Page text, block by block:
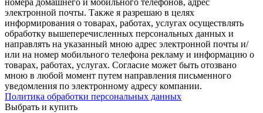
номера домашнего и мобильного телефонов, адрес
электронной почты. Также я разрешаю в целях
информирования о товарах, работах, услугах осуществлять
обработку вышеперечисленных персональных данных и
направлять на указанный мною адрес электронной почты и/
или на номер мобильного телефона рекламу и информацию о
товарах, работах, услугах. Согласие может быть отозвано
мною в любой момент путем направления письменного
уведомления по электронному адресу компании.
Политика обработки персональных данных
Выбрать и купить